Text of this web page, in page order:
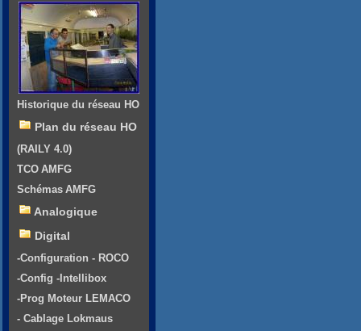
Historique du réseau HO
Plan du réseau HO
(RAILY 4.0)
TCO AMFG
Schémas AMFG
Analogique
Digital
-Configuration - ROCO
-Config -Intellibox
-Prog Moteur LEMACO
- Cablage Lokmaus